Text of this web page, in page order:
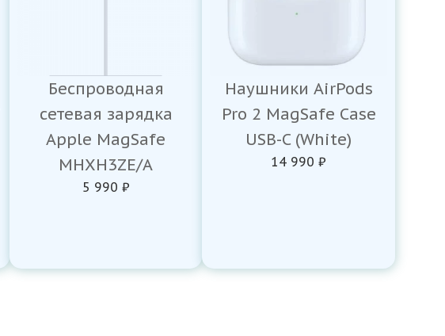
Беспроводная
сетевая зарядка
Apple MagSafe
MHXH3ZE/A
5 990 ₽
Наушники AirPods
Pro 2 MagSafe Case
USB-C (White)
14 990 ₽